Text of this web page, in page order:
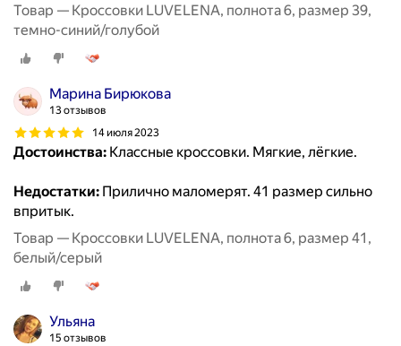
Товар — Кроссовки LUVELENA, полнота 6, размер 39,
темно-синий/голубой
Марина Бирюкова
13 отзывов
14 июля 2023
Достоинства: Классные кроссовки. Мягкие, лёгкие.
Недостатки: Прилично маломерят. 41 размер сильно
впритык.
Товар — Кроссовки LUVELENA, полнота 6, размер 41,
белый/серый
Ульяна
15 отзывов